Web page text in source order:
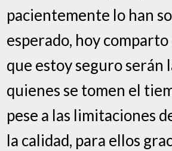
pacientemente lo han
esperado, hoy
que estoy seguro serán
quienes se tomen el
pese a las limitaciones
la calidad, para ellos